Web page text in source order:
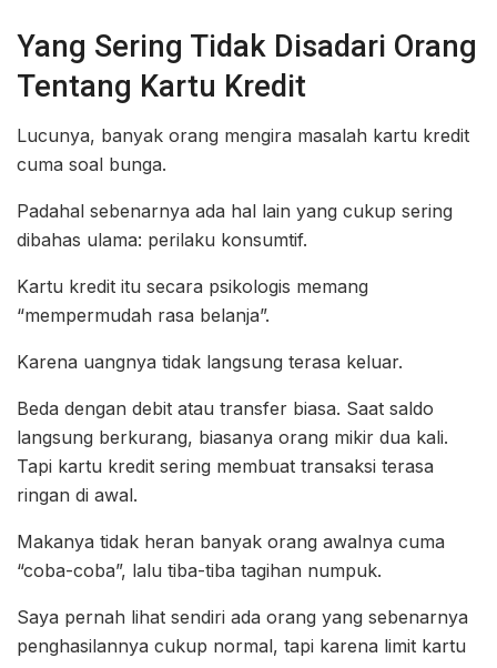
Yang Sering Tidak Disadari Orang
Tentang Kartu Kredit
Lucunya, banyak orang mengira masalah kartu kredit
cuma soal bunga.
Padahal sebenarnya ada hal lain yang cukup sering
dibahas ulama: perilaku konsumtif.
Kartu kredit itu secara psikologis memang
“mempermudah rasa belanja”.
Karena uangnya tidak langsung terasa keluar.
Beda dengan debit atau transfer biasa. Saat saldo
langsung berkurang, biasanya orang mikir dua kali.
Tapi kartu kredit sering membuat transaksi terasa
ringan di awal.
Makanya tidak heran banyak orang awalnya cuma
“coba-coba”, lalu tiba-tiba tagihan numpuk.
Saya pernah lihat sendiri ada orang yang sebenarnya
penghasilannya cukup normal, tapi karena limit kartu